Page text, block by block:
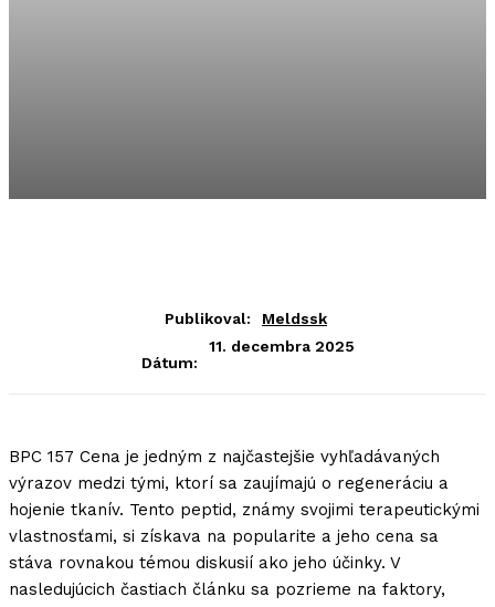
Publikoval: Meldssk
Dátum:
11. decembra 2025
BPC 157 Cena je jedným z najčastejšie vyhľadávaných
výrazov medzi tými, ktorí sa zaujímajú o regeneráciu a
hojenie tkanív. Tento peptid, známy svojimi terapeutickými
vlastnosťami, si získava na popularite a jeho cena sa
stáva rovnakou témou diskusií ako jeho účinky. V
nasledujúcich častiach článku sa pozrieme na faktory,